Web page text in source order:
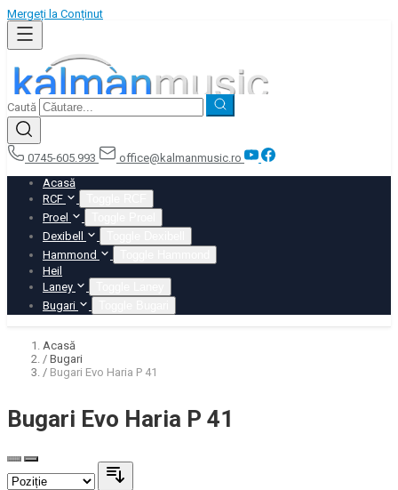
Mergeți la Conținut
Caută
0745-605.993
office@kalmanmusic.ro
Acasă
RCF
Proel
Dexibell
Hammond
Heil
Laney
Bugari
Acasă
/ Bugari
/ Bugari Evo Haria P 41
Bugari Evo Haria P 41